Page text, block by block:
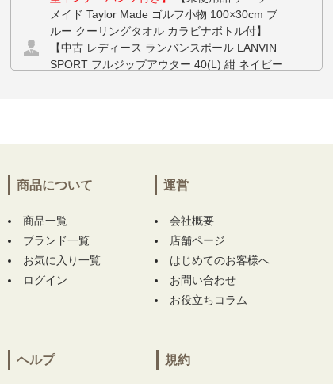
メイド Taylor Made ゴルフ小物 100×30cm ブ
ルー クーリングタオル カラビナボトル付】
【中古 レディース ランバンスポール LANVIN
SPORT フルジップアウター 40(L) 紺 ネイビー
フ adidas GOLF ジョガーパンツ 85cm ホワイ
使用品 メンズ ムニタルプ MUNITALP 半袖ポ
ロシャツ 50(L) グレー系 総柄】 をお買い上
兵庫県にて
【中古 メンズ ハチヤーズ 8YARDS
半袖ポロシャツ M 紺 ネイビー】【中古 メン
をお買い上げ!!ありがとうございます！
商品について
商品一覧
ブランド一覧
お気に入り一覧
ログイン
運営
会社概要
店舗ページ
はじめてのお客様へ
お問い合わせ
お役立ちコラム
ヘルプ 規約